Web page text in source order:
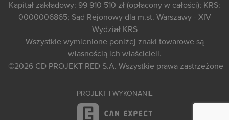
Kapitał zakładowy: 99 910 510 zł (opłacony w całości); KRS:
0000006865; Sąd Rejonowy dla m.st. Warszawy - XIV
Wydział KRS
Wszystkie wymienione poniżej znaki towarowe są
własnością ich właścicieli.
©2026 CD PROJEKT RED S.A. Wszystkie prawa zastrzeżone
PROJEKT I WYKONANIE